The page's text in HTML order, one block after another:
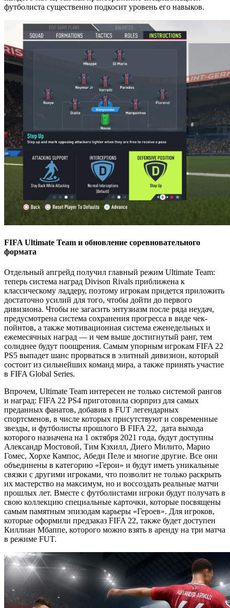
футболиста существенно подкосит уровень его навыков.
FIFA Ultimate Team и обновление соревновательного
формата
Отдельный апгрейд получил главный режим Ultimate Team:
теперь система наград Divison Rivals приближена к
классическому ладдеру, поэтому игрокам придется приложить
достаточно усилий для того, чтобы дойти до первого
дивизиона. Чтобы не загасить энтузиазм после ряда неудач,
предусмотрена система сохранения прогресса в виде чек-
пойнтов, а также мотивационная система еженедельных и
ежемесячных наград — и чем выше достигнутый ранг, тем
солиднее будут поощрения. Самым упорным игрокам FIFA 22
PS5 выпадет шанс прорваться в элитный дивизион, который
состоит из сильнейших команд мира, а также принять участие
в FIFA Global Series.
Впрочем, Ultimate Team интересен не только системой рангов
и наград: FIFA 22 PS4 приготовила сюрприз для самых
преданных фанатов, добавив в FUT легендарных
спортсменов, в числе которых присутствуют и современные
звезды, и футболисты прошлого В FIFA 22, дата выхода
которого назначена на 1 октября 2021 года, будут доступны
Александр Мостовой, Тим Кэхилл, Диего Милито, Марио
Гомес, Хорхе Кампос, Абеди Пеле и многие другие. Все они
объединены в категорию «Герои» и будут иметь уникальные
связки с другими игроками, что позволит не только раскрыть
их мастерство на максимум, но и воссоздать реальные матчи
прошлых лет. Вместе с футболистами игроки будут получать в
свою коллекцию специальные карточки, которые посвящены
самым памятным эпизодам карьеры «Героев». Для игроков,
которые оформили предзаказ FIFA 22, также будет доступен
Киллиан Мбаппе, которого можно взять в аренду на три матча
в режиме FUT.